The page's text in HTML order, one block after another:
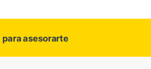
para asesorarte